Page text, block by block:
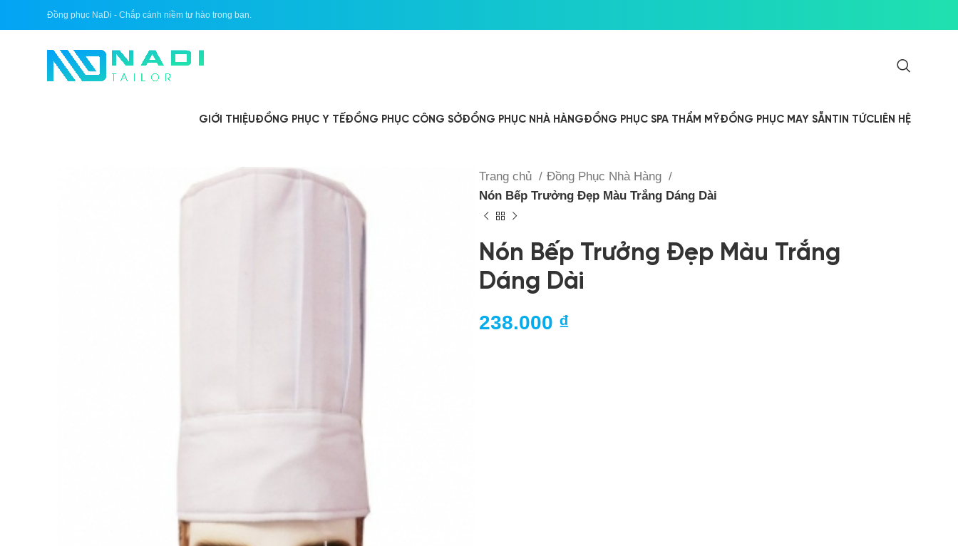
Đồng phục NaDi - Chắp cánh niềm tự hào trong bạn.
GIỚI THIỆUĐỒNG PHỤC Y TẾĐỒNG PHỤC CÔNG SỞĐỒNG PHỤC NHÀ HÀNGĐỒNG PHỤC SPA THẨM MỸĐỒNG PHỤC MAY SẴNTIN TỨCLIÊN HỆ
Trang chủ
Đồng Phục Nhà Hàng
Nón Bếp Trưởng Đẹp Màu Trắng Dáng Dài
Nón Bếp Trưởng Đẹp Màu Trắng
Dáng Dài
238.000 ₫